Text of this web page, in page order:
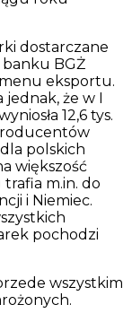
dostarczane
banku BGŻ
eksportu.
że w I
12,6 tys.
polskich
większość
m.in. do
i Niemiec.
pochodzi
wszystkim